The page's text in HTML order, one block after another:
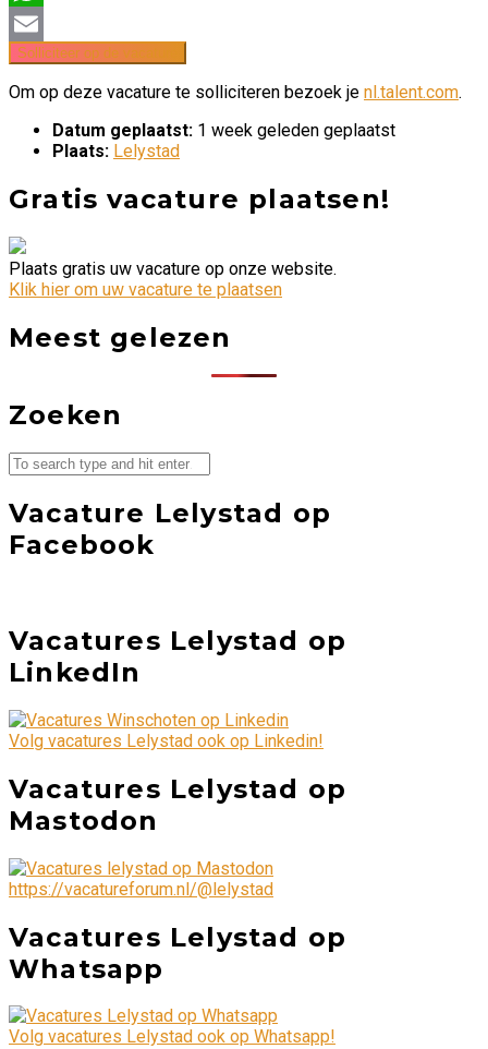
WhatsApp
Email
Om op deze vacature te solliciteren bezoek je nl.talent.com.
Datum geplaatst: 1 week geleden geplaatst
Plaats: Lelystad
Gratis vacature plaatsen!
Plaats gratis uw vacature op onze website.
Klik hier om uw vacature te plaatsen
Meest gelezen
Zoeken
Vacature Lelystad op
Facebook
Vacatures Lelystad op
LinkedIn
Volg vacatures Lelystad ook op Linkedin!
Vacatures Lelystad op
Mastodon
https://vacatureforum.nl/@lelystad
Vacatures Lelystad op
Whatsapp
Volg vacatures Lelystad ook op Whatsapp!